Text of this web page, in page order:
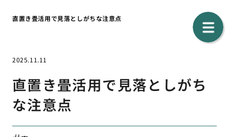
直置き畳活用で見落としがちな注意点
2025.11.11
直置き畳活用で見落としがち
な注意点